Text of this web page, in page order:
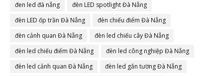
đen led đà nẵng
đèn LED spotlight Đà Nẵng
đèn LED ốp trần Đà Nẵng
đèn chiếu điểm Đà Nẵng
đèn cảnh quan Đà Nẵng
đèn led chiếu cây Đà Nẵng
đèn led chiếu điểm Đà Nẵng
đèn led công nghiệp Đà Nẵng
đèn led cảnh quan Đà Nẵng
đèn led gắn tường Đà Nẵng